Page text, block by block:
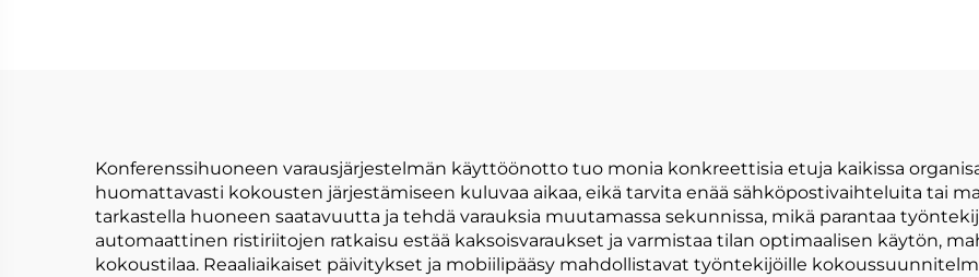
Konferenssihuoneen varausjärjestelmän käyttöönotto tuo monia konkreettisia etuja kaikissa
huomattavasti kokousten järjestämiseen kuluvaa aikaa, eikä tarvita enää sähköpostivaihteluita tai
tarkastella huoneen saatavuutta ja tehdä varauksia muutamassa sekunnissa, mikä parantaa
automaattinen ristiriitojen ratkaisu estää kaksoisvaraukset ja varmistaa tilan optimaalisen käytön,
kokoustilaa. Reaaliaikaiset päivitykset ja mobiilipääsy mahdollistavat työntekijöille